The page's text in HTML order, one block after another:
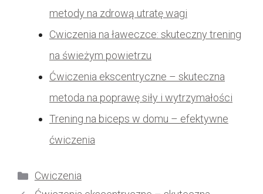
metody na zdrową utratę wagi
Cwiczenia na ławeczce: skuteczny trening
na świeżym powietrzu
Ćwiczenia ekscentryczne – skuteczna
metoda na poprawę siły i wytrzymałości
Trening na biceps w domu – efektywne
ćwiczenia
Kategorie
Cwiczenia